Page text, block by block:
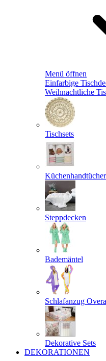
Menü öffnen
Einfarbige
Weihnachtliche
Tischsets
Küchenhandtücher
Steppdecken
Bademäntel
Schlafanzug
Dekorative Sets
DEKORATIONEN